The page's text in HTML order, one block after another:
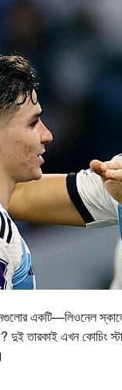
একটি—লিওনেল
দুই তারকাই এখন